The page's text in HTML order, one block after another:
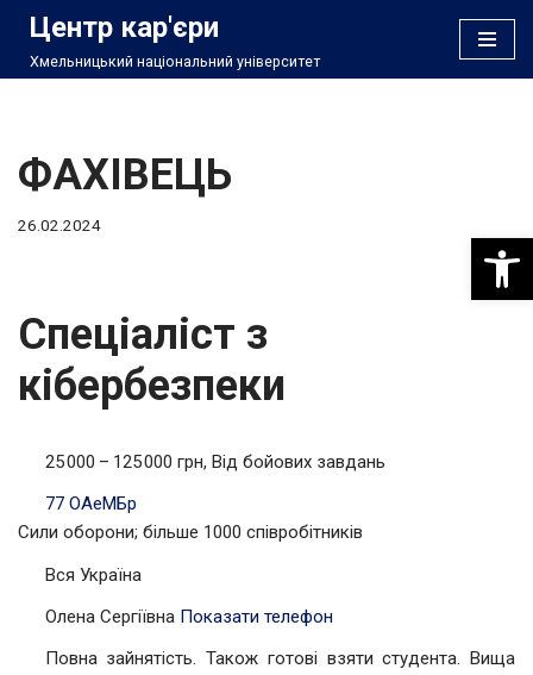
Перейти
Центр кар'єри
Хмельницький національний університет
ФАХІВЕЦЬ
26.02.2024
Спеціаліст з
кібербезпеки
25 000 – 125 000 грн, Від бойових завдань
77 ОАеМБр
Сили оборони; більше 1000 співробітників
Вся Україна
Олена Сергіївна Показати телефон
Повна зайнятість. Також готові взяти студента. Вища